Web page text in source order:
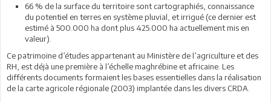
66 % de la surface du territoire sont cartographiés, connaissance
du potentiel en terres en système pluvial, et irrigué (ce dernier est
estimé à 500.000 ha dont plus 425.000 ha actuellement mis en
valeur).
Ce patrimoine d’études appartenant au Ministère de l’agriculture et des
RH, est déjà une première à l’échelle maghrébine et africaine. Les
différents documents formaient les bases essentielles dans la réalisation
de la carte agricole régionale (2003) implantée dans les divers CRDA.